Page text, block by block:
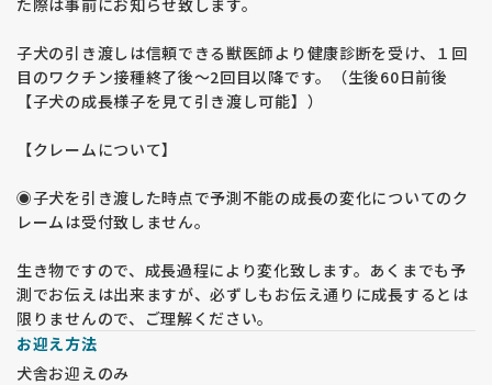
子犬の引き渡しは信頼できる獣医師より健康診断を受け、１回
目のワクチン接種終了後〜2回目以降です。（生後60日前後
【子犬の成長様子を見て引き渡し可能】）
【クレームについて】
◉子犬を引き渡した時点で予測不能の成長の変化についてのク
レームは受付致しません。
生き物ですので、成長過程により変化致します。あくまでも予
測でお伝えは出来ますが、必ずしもお伝え通りに成長するとは
限りませんので、ご理解ください。
お迎え方法
犬舎お迎えのみ